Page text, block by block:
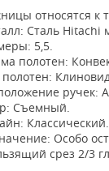
относятся к
Сталь Hitachi
5,5.
полотен:
ручек:
Съемный.
Классический.
Особо
срез 2/3